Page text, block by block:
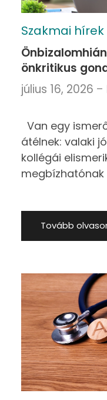
Szakmai hírek
önkritikus
pszichológus
július 16, 2026
Van egy
átélnek: valaki
kollégái
megbízhatónak
mint amilyennek
Tovább